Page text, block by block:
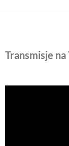
Transmisje na